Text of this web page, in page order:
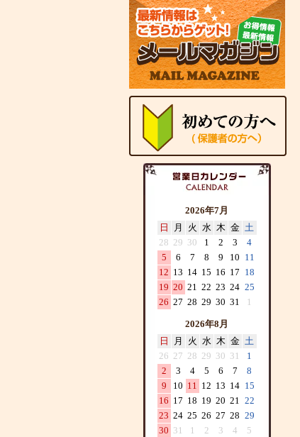
2026年7月
日
月 火 水 木 金 土
28 29 30 1 2 3
4
5
6 7 8 9 10 11
12 13 14 15 16 17 18
19 20 21 22 23 24 25
26 27 28 29 30 31 1
2026年8月
日
月 火 水 木 金 土
26 27 28 29 30 31
1
2
3 4 5 6 7
8
9
10 11 12 13 14 15
16 17 18 19 20 21 22
23 24 25 26 27 28 29
30 31 1 2 3 4
5